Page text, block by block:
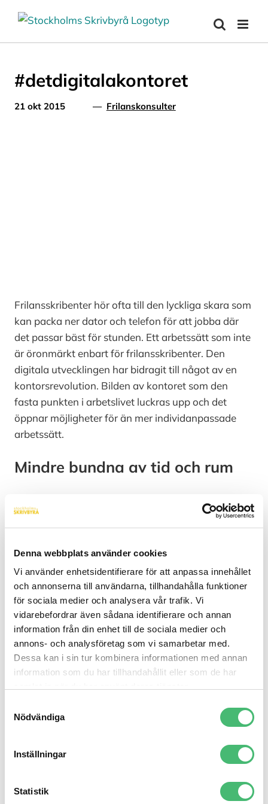
Denna webbplats använder cookies
Vi använder enhetsidentifierare för att anpassa innehållet
och annonserna till användarna, tillhandahålla funktioner
för sociala medier och analysera vår trafik. Vi
vidarebefordrar även sådana identifierare och annan
information från din enhet till de sociala medier och
annons- och analysföretag som vi samarbetar med.
Dessa kan i sin tur kombinera informationen med annan
information som du har tillhandahållit eller som de har
Nödvändiga
Inställningar
Statistik
innehållet
#detdigitalakontoret
21 okt 2015 — Frilanskonsulter
Frilansskribenter hör ofta till den lyckliga skara som
kan packa ner dator och telefon för att jobba där
det passar bäst för stunden. Ett arbetssätt som inte
är öronmärkt enbart för frilansskribenter. Den
digitala utvecklingen har bidragit till något av en
kontorsrevolution. Bilden av kontoret som den
fasta punkten i arbetslivet luckras upp och det
öppnar möjligheter för än mer individanpassade
arbetssätt.
Mindre bundna av tid och rum
har bytts ut mot öppna kontorslandskap med
flexsystem. Det fysiska konferensrummet har
ersatts av telefonkonferenser, skypemöten och
andra virituella mötesrum och att arbeta hemifrån
har blivit en möjlighet för allt fler. För nog är vi olika.
Vissa arbetar effektivt i öppna sorlande miljöer
medan andra hittar arbetsro i lugna hörn där
dörren kan stängas. Att själv styra över när och hur
vi väljer att arbeta ser vi som framtidens arbetssätt
och ett recept för gladare, friskare och mer effektiva
medarbetare.
Var får du arbetsro?
Hemma vid köksbordet, på ett stimmigt café, eller i
bibliotekets tystaste vrå. Var arbetar du bäst? Lägg
#detdigitalakontoret